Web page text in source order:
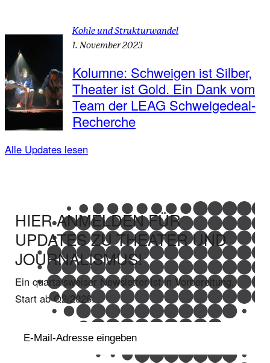
Kohle und Strukturwandel
1. November 2023
Kolumne: Schweigen ist Silber,
Theater ist Gold. Ein Dank vom
Team der LEAG Schweigedeal-
Recherche
Alle Updates lesen
HIER ANMELDEN FÜR
UPDATES ZU THEATER UND
JOURNALISMUS!
Ein quartalsweiser Newsletter ist in Vorbereitung,
Start ab Q2/2026.
Mail(erforderlich)